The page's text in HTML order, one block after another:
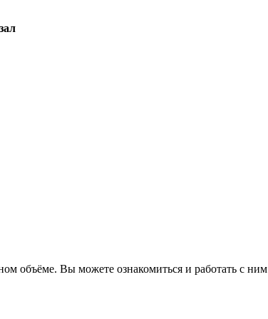
объёме. Вы можете ознакомиться и работать с